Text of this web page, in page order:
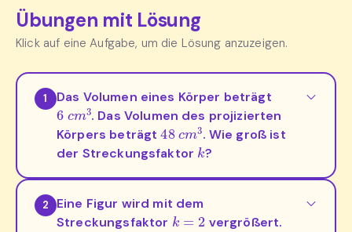
Übungen mit Lösung
Klick auf eine Aufgabe, um die Lösung anzuzeigen.
1 Das Volumen eines Körper beträgt
6 cm3
. Das Volumen des projizierten
Körpers beträgt48 cm3
. Wie groß ist
der Streckungsfaktor k?
2
Eine Figur wird mit dem
Streckungsfaktor k=2
vergrößert.